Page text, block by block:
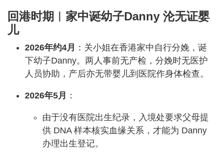
回港时期︱家中诞幼子Danny 沦无证婴
儿
2026年约4月
：关小姐在香港家中自行分娩，诞
下幼子Danny。两人事前无产检，分娩时无医护
人员协助，产后亦无带婴儿到医院作身体检查。
2026年5月 ：
由于没有医院出生纪录，入境处要求父母提
供 DNA 样本核实血缘关系，才能为 Danny
办理出生登记。